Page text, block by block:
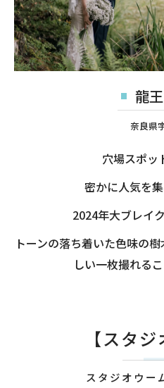
龍
奈良県
穴場スポッ
密かに人気を集
2024年大ブレイ
トーンの落ち着いた色味の
しい一枚撮れる
【スタジ
スタジオウー